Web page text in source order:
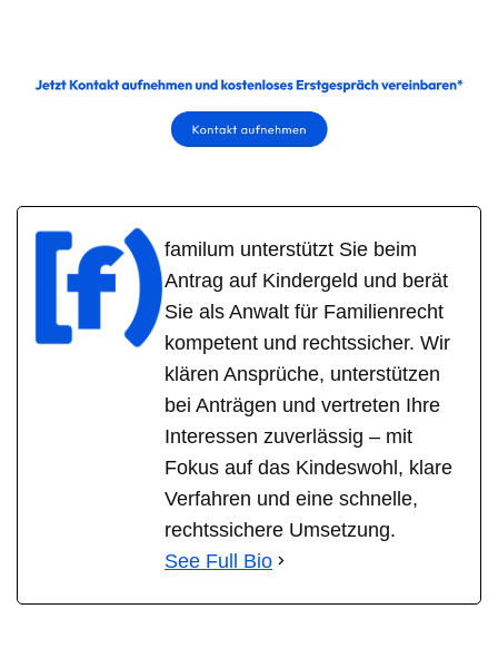
familum unterstützt Sie beim
Antrag auf Kindergeld und berät
Sie als Anwalt für Familienrecht
kompetent und rechtssicher. Wir
klären Ansprüche, unterstützen
bei Anträgen und vertreten Ihre
Interessen zuverlässig – mit
Fokus auf das Kindeswohl, klare
Verfahren und eine schnelle,
rechtssichere Umsetzung.
See Full Bio